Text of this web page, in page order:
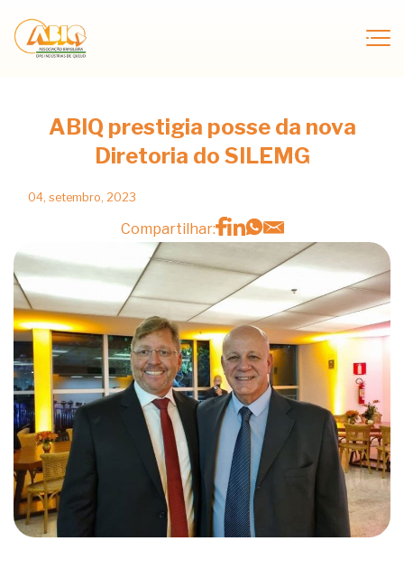
ABIQ prestigia posse da nova
Diretoria do SILEMG
04, setembro, 2023
Compartilhar: